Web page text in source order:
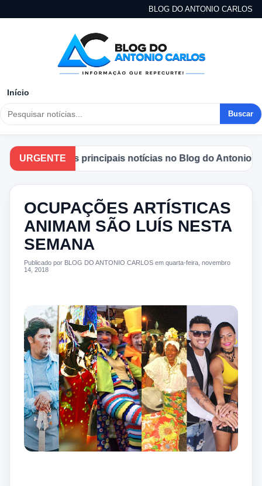
BLOG DO ANTONIO CARLOS
Início
Buscar
URGENTEas principais notícias no Blog do Antonio
OCUPAÇÕES ARTÍSTICAS
ANIMAM SÃO LUÍS NESTA
SEMANA
Publicado por BLOG DO ANTONIO CARLOS em quarta-feira, novembro
14, 2018